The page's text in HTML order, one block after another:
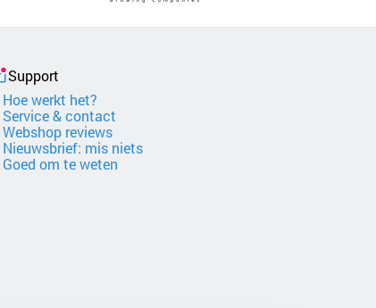
Support
Hoe werkt het?
Service & contact
Webshop reviews
Nieuwsbrief: mis niets
Goed om te weten